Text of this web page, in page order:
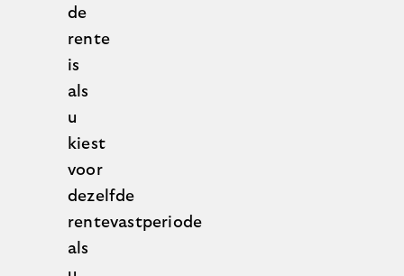
de
rente
is
als
u
kiest
voor
dezelfde
rentevastperiode
als